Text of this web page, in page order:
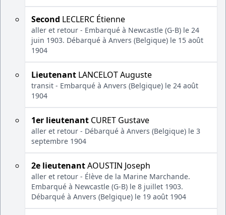
Second LECLERC Étienne
aller et retour - Embarqué à Newcastle (G-B) le 24
juin 1903. Débarqué à Anvers (Belgique) le 15 août
1904
Lieutenant LANCELOT Auguste
transit - Embarqué à Anvers (Belgique) le 24 août
1904
1er lieutenant CURET Gustave
aller et retour - Débarqué à Anvers (Belgique) le 3
septembre 1904
2e lieutenantAOUSTIN Joseph
aller et retour - Élève de la Marine Marchande.
Embarqué à Newcastle (G-B) le 8 juillet 1903.
Débarqué à Anvers (Belgique) le 19 août 1904